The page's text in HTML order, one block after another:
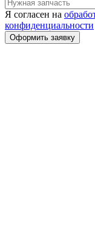
Я согласен на
конфиденциальности